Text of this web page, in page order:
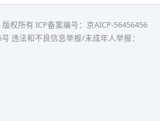
版权所有 ICP备案编号：京AICP-56456456
违法和不良信息举报/未成年人举报：